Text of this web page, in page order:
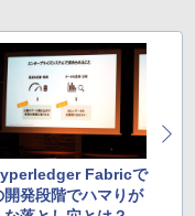
Fabricで
開発段階でハマりが